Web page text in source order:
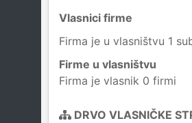
Vlasnici firme
Firma je u vlasništvu 1
Firme u vlasništvu
Firma je vlasnik 0 firmi
DRVO VLASNIČKE